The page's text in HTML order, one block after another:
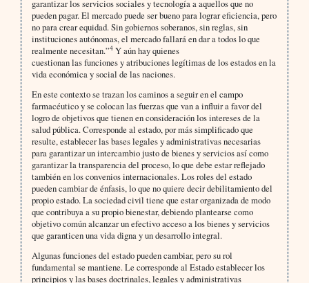
garantizar los servicios sociales y tecnología a aquellos que no
pueden pagar. El mercado puede ser bueno para lograr eficiencia, pero
no para crear equidad. Sin gobiernos soberanos, sin reglas, sin
instituciones autónomas, el mercado fallará en dar a todos lo que
realmente necesitan.”4Y aún hay quienes
cuestionan las funciones y atribuciones legítimas de los estados en la
vida económica y social de las naciones.
En este contexto se trazan los caminos a seguir en el campo
farmacéutico y se colocan las fuerzas que van a influir a favor del
logro de objetivos que tienen en consideración los intereses de la
salud pública. Corresponde al estado, por más simplificado que
resulte, establecer las bases legales y administrativas necesarias
para garantizar un intercambio justo de bienes y servicios así como
garantizar la transparencia del proceso, lo que debe estar reflejado
también en los convenios internacionales. Los roles del estado
pueden cambiar de énfasis, lo que no quiere decir debilitamiento del
propio estado. La sociedad civil tiene que estar organizada de modo
que contribuya a su propio bienestar, debiendo plantearse como
objetivo común alcanzar un efectivo acceso a los bienes y servicios
que garanticen una vida digna y un desarrollo integral.
Algunas funciones del estado pueden cambiar, pero su rol
fundamental se mantiene. Le corresponde al Estado establecer los
principios y las bases doctrinales, legales y administrativas